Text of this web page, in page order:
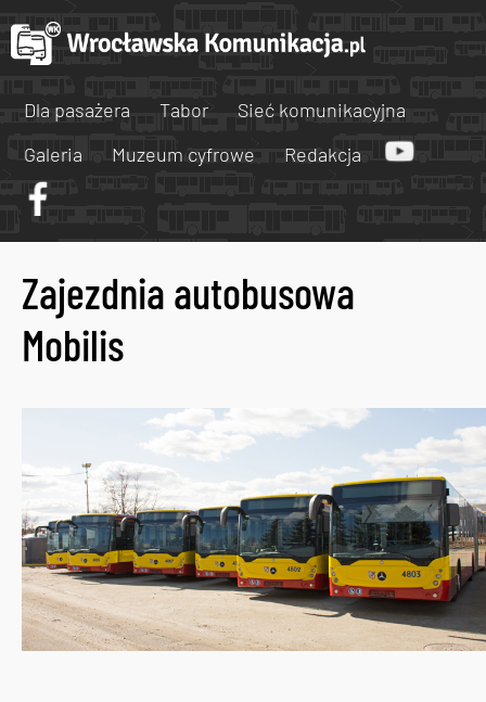
Dla pasażera Tabor
Sieć komunikacyjna
Galeria
Muzeum cyfrowe Redakcja
Zajezdnia autobusowa
Mobilis